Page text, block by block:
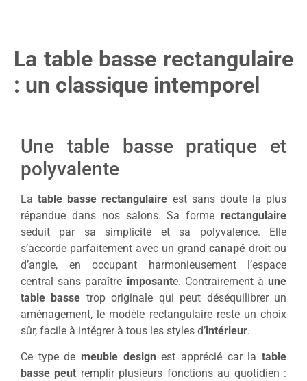
La table basse rectangulaire
: un classique intemporel
Une table basse pratique et
polyvalente
Latable basse rectangulaire est sans doute la plus
répandue dans nos salons. Sa forme rectangulaire
séduit par sa simplicité et sa polyvalence. Elle
s’accorde parfaitement avec un grand canapé droit ou
d’angle, en occupant harmonieusement l’espace
central sans paraître imposante. Contrairement à une
table basse trop originale qui peut déséquilibrer un
aménagement, le modèle rectangulaire reste un choix
sûr, facile à intégrer à tous les styles d’intérieur.
Ce type de meuble design est apprécié car latable
basse peut remplir plusieurs fonctions au quotidien :